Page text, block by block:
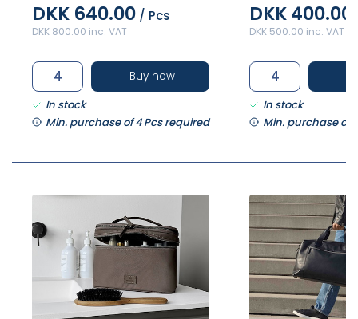
DKK 640.00 / Pcs
DKK 800.00 inc. VAT
Buy now
In stock
Min. purchase of 4 Pcs required
DKK 400.00
DKK 500.00 inc. VAT
In stock
Min. purchase of